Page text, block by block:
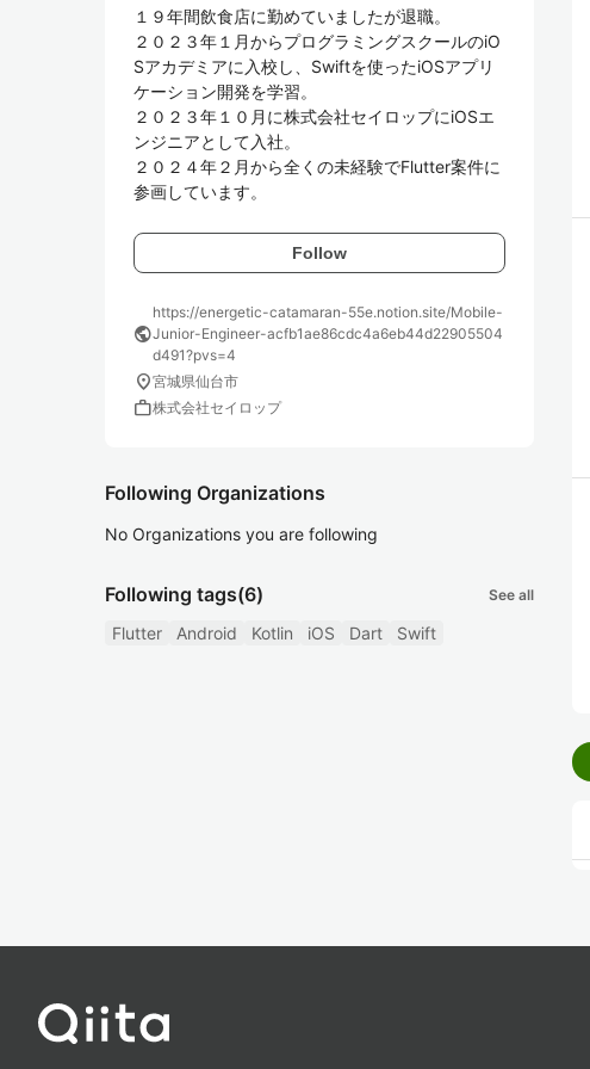
１９年間飲食店に勤めていましたが退職。
２０２３年１月からプログラミングスクールのiO
Sアカデミアに入校し、Swiftを使ったiOSアプリ
ケーション開発を学習。
２０２３年１０月に株式会社セイロップにiOSエ
ンジニアとして入社。
２０２４年２月から全くの未経験でFlutter案件に
参画しています。
Follow
public
https://energetic-catamaran-55e.notion.site/Mobile-
Junior-Engineer-acfb1ae86cdc4a6eb44d22905504
d491?pvs=4
location_on宮城県仙台市
work株式会社セイロップ
Following Organizations
No Organizations you are following
Following tags(6) See all
Flutter Android Kotlin iOS Dart Swift